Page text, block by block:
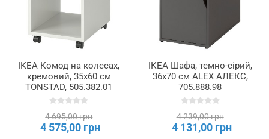
ІКЕА Комод на колесах,
кремовий, 35x60 см
TONSTAD, 505.382.01
4 695,00 грн
4 575,00 грн
ІКЕА Шафа, темно-сірий,
36x70 см ALEX АЛЕКС,
705.888.98
4 239,00 грн
4 131,00 грн